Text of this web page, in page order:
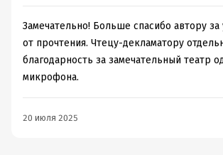
Замечательно! Больше спасибо автору за
от прочтения. Чтецу-декламатору
благодарность за замечательный театр
микрофона.
20 июля 2025